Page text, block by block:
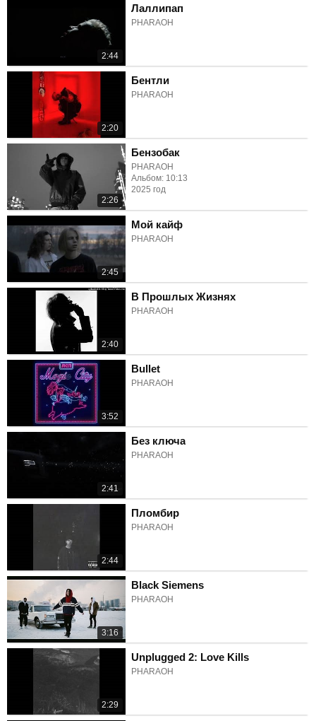
2:44
Лаллипап
PHARAOH
2:20
Бентли
PHARAOH
2:26
Бензобак
PHARAOH
Альбом: 10:13
2025 год
2:45
Мой кайф
PHARAOH
2:40
В Прошлых Жизнях
PHARAOH
3:52
Bullet
PHARAOH
2:41
Без ключа
PHARAOH
2:44
Пломбир
PHARAOH
3:16
Black Siemens
PHARAOH
2:29
Unplugged 2: Love Kills
PHARAOH